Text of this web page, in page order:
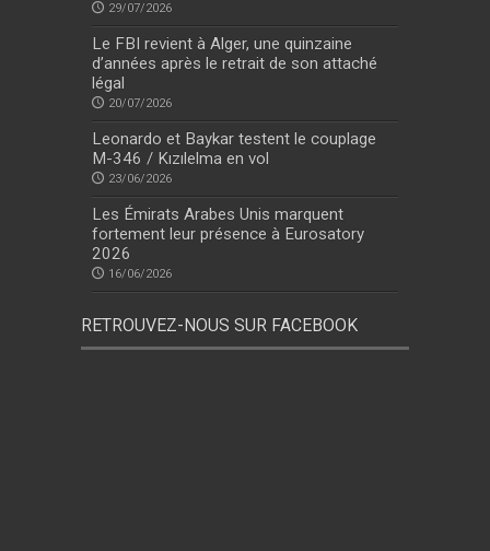
29/07/2026
Le FBI revient à Alger, une quinzaine
d’années après le retrait de son attaché
légal
20/07/2026
Leonardo et Baykar testent le couplage
M-346 / Kızılelma en vol
23/06/2026
Les Émirats Arabes Unis marquent
fortement leur présence à Eurosatory
2026
16/06/2026
RETROUVEZ-NOUS SUR FACEBOOK